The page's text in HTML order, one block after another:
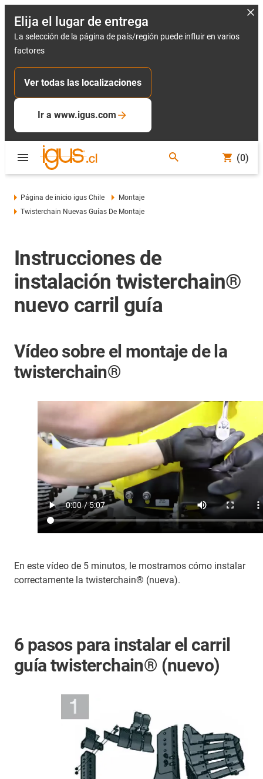
Elija el lugar de entrega
La selección de la página de país/región puede influir en varios
factores
Ver todas las localizaciones
Ir a www.igus.com
(0)
Página de inicio igus Chile
Montaje
Twisterchain Nuevas Guías De Montaje
Instrucciones de
instalación twisterchain®
nuevo carril guía
Vídeo sobre el montaje de la
twisterchain®
En este vídeo de 5 minutos, le mostramos cómo instalar
correctamente la twisterchain® (nueva).
6 pasos para instalar el carril
guía twisterchain® (nuevo)